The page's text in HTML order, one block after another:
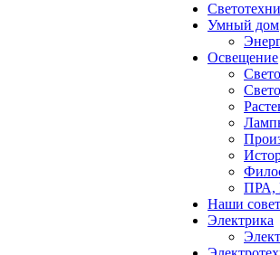
Умный дом
Освещение
ПРА,
Наши
Электрика